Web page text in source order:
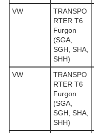
VW
TRANSPO
RTER T6
Furgon
(SGA,
SGH, SHA,
SHH)
VW
TRANSPO
RTER T6
Furgon
(SGA,
SGH, SHA,
SHH)